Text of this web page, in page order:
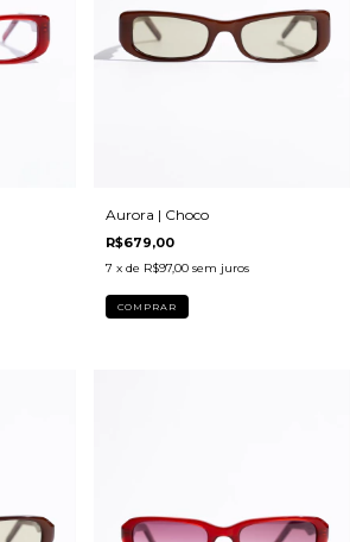
Aurora | Choco
R$679,00
7 x de R$97,00 sem juros